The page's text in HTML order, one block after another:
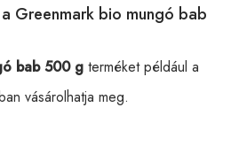
Greenmark bio mungó bab
bab 500 g terméket például a
vásárolhatja meg.